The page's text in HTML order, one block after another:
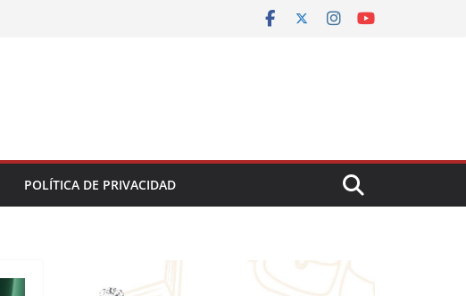
POLÍTICA DE PRIVACIDAD